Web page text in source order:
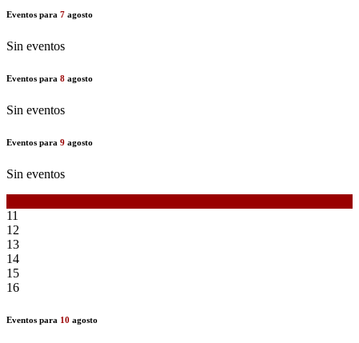
Eventos para 7 agosto
Sin eventos
Eventos para 8 agosto
Sin eventos
Eventos para 9 agosto
Sin eventos
11
12
13
14
15
16
Eventos para 10 agosto